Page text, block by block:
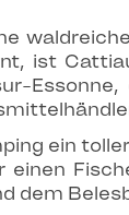
ist
ein
einen
dem